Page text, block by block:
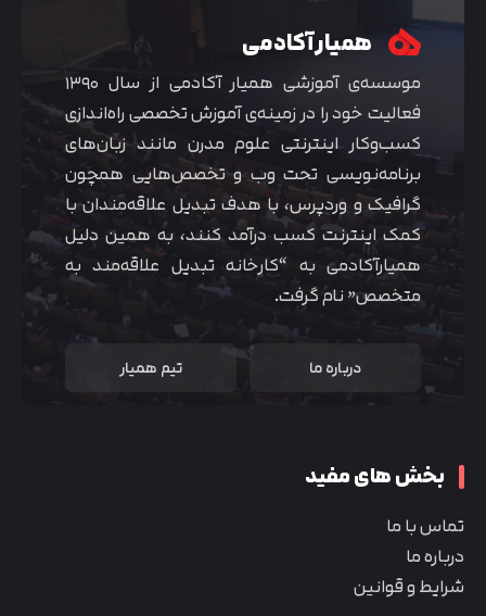
همیار آکادمی
موسسه‌ی آموزشی همیار آکادمی از سال ۱۳۹۰
فعالیت خود را در زمینه‌ی آموزش تخصصی راه‌اندازی
کسب‌و‌کار اینترنتی علوم مدرن مانند زبان‌های
برنامه‌نویسی تحت وب و تخصص‌هایی همچون
گرافیک و وردپرس، با هدف تبدیل علاقه‌مندان با
کمک اینترنت کسب درآمد کنند، به همین دلیل
همیارآکادمی به “کارخانه تبدیل علاقه‌مند به
متخصص” نام گرفت.
درباره ما تیم همیار
بخش های مفید
تماس با ما
درباره ما
شرایط و قوانین